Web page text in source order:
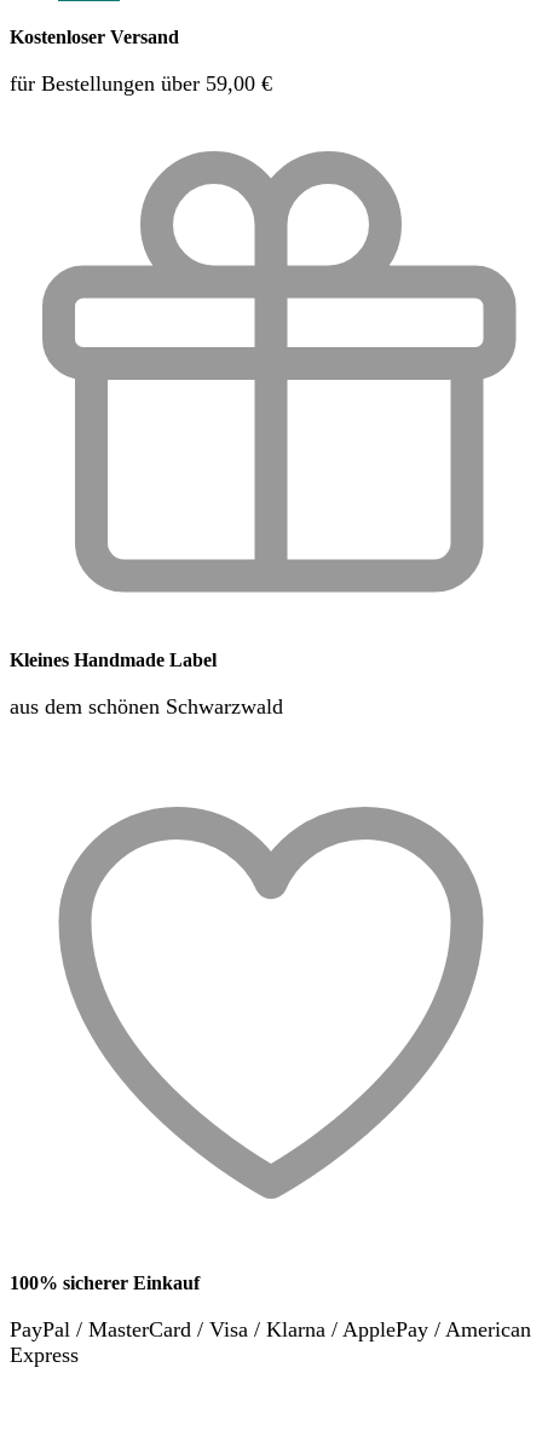
Kostenloser Versand
für Bestellungen über 59,00 €
Kleines Handmade Label
aus dem schönen Schwarzwald
100% sicherer Einkauf
PayPal / MasterCard / Visa / Klarna / ApplePay / American
Express